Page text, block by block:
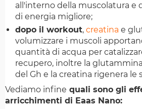
all'interno della muscolatura e
di energia migliore;
dopo il workout, creatina e
volumizzare i muscoli
quantità di acqua per
recupero, inoltre la
del Gh e la creatina rigenera le
Vediamo infine quali sono gli
arricchimenti di Eaas Nano: